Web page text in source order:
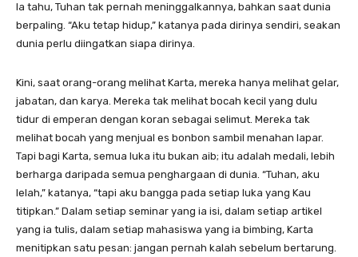
Ia tahu, Tuhan tak pernah meninggalkannya, bahkan saat dunia
berpaling. “Aku tetap hidup,” katanya pada dirinya sendiri, seakan
dunia perlu diingatkan siapa dirinya.
Kini, saat orang-orang melihat Karta, mereka hanya melihat gelar,
jabatan, dan karya. Mereka tak melihat bocah kecil yang dulu
tidur di emperan dengan koran sebagai selimut. Mereka tak
melihat bocah yang menjual es bonbon sambil menahan lapar.
Tapi bagi Karta, semua luka itu bukan aib; itu adalah medali, lebih
berharga daripada semua penghargaan di dunia. “Tuhan, aku
lelah,” katanya, “tapi aku bangga pada setiap luka yang Kau
titipkan.” Dalam setiap seminar yang ia isi, dalam setiap artikel
yang ia tulis, dalam setiap mahasiswa yang ia bimbing, Karta
menitipkan satu pesan: jangan pernah kalah sebelum bertarung.